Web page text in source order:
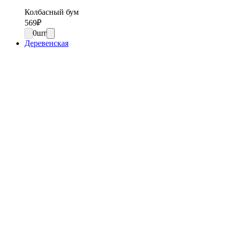
Колбасный бум
569₽
0шт
Деревенская